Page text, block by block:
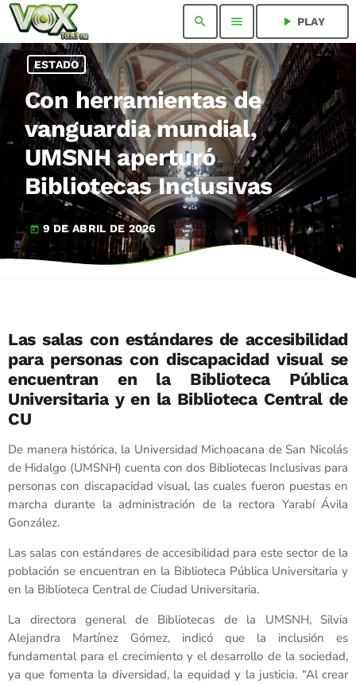
search menu play_arrow PLAY
ESTADO
Con herramientas de
vanguardia mundial,
UMSNH aperturó
Bibliotecas Inclusivas
today 9 DE ABRIL DE 2026
Las salas con estándares de accesibilidad
para personas con discapacidad visual se
encuentran en la Biblioteca Pública
Universitaria y en la Biblioteca Central de
CU
De manera histórica, la Universidad Michoacana de San Nicolás
de Hidalgo (UMSNH) cuenta con dos Bibliotecas Inclusivas para
personas con discapacidad visual, las cuales fueron puestas en
marcha durante la administración de la rectora Yarabí Ávila
González.
Las salas con estándares de accesibilidad para este sector de la
población se encuentran en la Biblioteca Pública Universitaria y
en la Biblioteca Central de Ciudad Universitaria.
La directora general de Bibliotecas de la UMSNH, Silvia
Alejandra Martínez Gómez, indicó que la inclusión es
fundamental para el crecimiento y el desarrollo de la sociedad,
ya que fomenta la diversidad, la equidad y la justicia. “Al crear